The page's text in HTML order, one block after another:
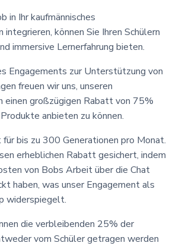
in Ihr kaufmännisches
integrieren, können Sie Ihren Schülern
immersive Lernerfahrung bieten.
Engagements zur Unterstützung von
freuen wir uns, unseren
einen großzügigen Rabatt von 75%
anbieten zu können.
bis zu 300 Generationen pro Monat.
erheblichen Rabatt gesichert, indem
von Bobs Arbeit über die Chat
haben, was unser Engagement als
widerspiegelt.
die verbleibenden 25% der
vom Schüler getragen werden